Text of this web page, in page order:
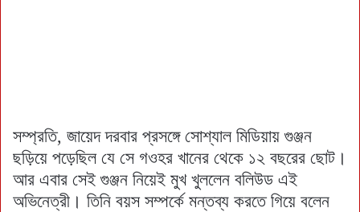
সম্প্রতি, জায়েদ দরবার প্রসঙ্গে সোশ্যাল মিডিয়ায় গুঞ্জন
ছড়িয়ে পড়েছিল যে সে গওহর খানের থেকে ১২ বছরের ছোট।
আর এবার সেই গুঞ্জন নিয়েই মুখ খুললেন বলিউড এই
অভিনেত্রী। তিনি বয়স সম্পর্কে মন্তব্য করতে গিয়ে বলেন